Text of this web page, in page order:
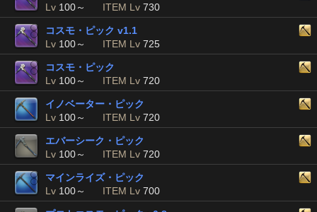
Lv 100～ ITEM Lv 730
コスモ・ピック v1.1
Lv 100～ ITEM Lv 725
コスモ・ピック
Lv 100～ ITEM Lv 720
イノベーター・ピック
Lv 100～ ITEM Lv 720
エバーシーク・ピック
Lv 100～ ITEM Lv 720
マインライズ・ピック
Lv 100～ ITEM Lv 700